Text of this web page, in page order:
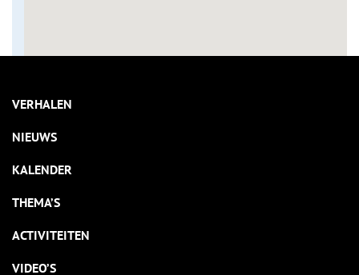
VERHALEN
NIEUWS
KALENDER
THEMA’S
ACTIVITEITEN
VIDEO’S